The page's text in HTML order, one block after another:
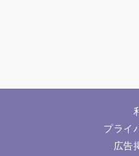
プライ
広告